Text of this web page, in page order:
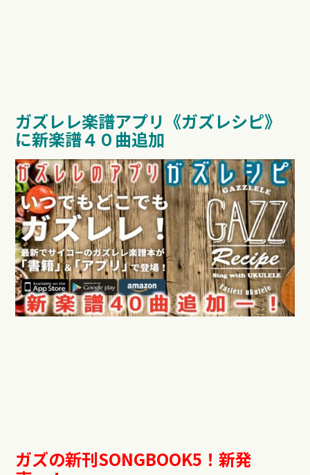
ガズレレ楽譜アプリ《ガズレシピ》
に新楽譜４０曲追加
ガズの新刊SONGBOOK5！新発